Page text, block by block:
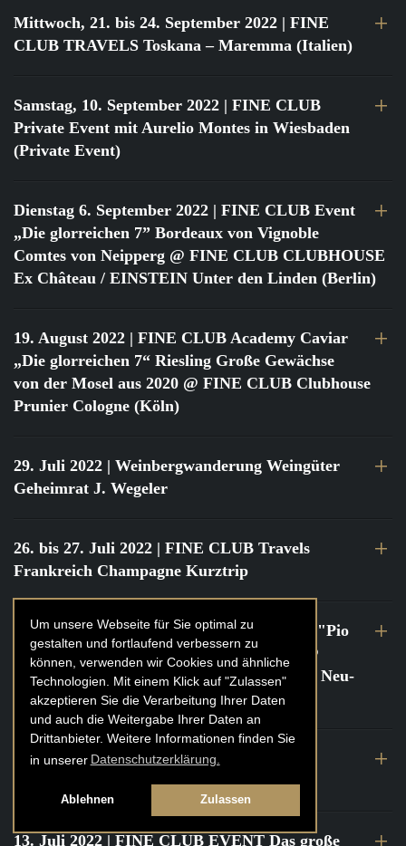
Um unsere Webseite für Sie optimal zu
gestalten und fortlaufend verbessern zu
können, verwenden wir Cookies und ähnliche
Technologien. Mit einem Klick auf "Zulassen"
akzeptieren Sie die Verarbeitung Ihrer Daten
und auch die Weitergabe Ihrer Daten an
Drittanbieter. Weitere Informationen finden Sie
in unserer Datenschutzerklärung.
Ablehnen Zulassen
Mittwoch, 21. bis 24. September 2022 | FINE
CLUB TRAVELS Toskana – Maremma (Italien)
Samstag, 10. September 2022 | FINE CLUB
Private Event mit Aurelio Montes in Wiesbaden
(Private Event)
Dienstag 6. September 2022 | FINE CLUB Event
„Die glorreichen 7” Bordeaux von Vignoble
Comtes von Neipperg @ FINE CLUB CLUBHOUSE
Ex Château / EINSTEIN Unter den Linden (Berlin)
19. August 2022 | FINE CLUB Academy Caviar
„Die glorreichen 7“ Riesling Große Gewächse
von der Mosel aus 2020 @ FINE CLUB Clubhouse
Prunier Cologne (Köln)
29. Juli 2022 | Weinbergwanderung Weingüter
Geheimrat J. Wegeler
26. bis 27. Juli 2022 | FINE CLUB Travels
Frankreich Champagne Kurztrip
22. Juli 2022| FINE CLUB Private Dinner "Pio
Cesare" mit Tochter Frederica Pio Boffa @
FINE CLUB Clubhouse Alter Haferkasten, Neu-
Isenburg
21. bis 22. Juli 2022| FINE CLUB Travels
Frankreich Burgund Kurztrip
13. Juli 2022 | FINE CLUB EVENT Das große